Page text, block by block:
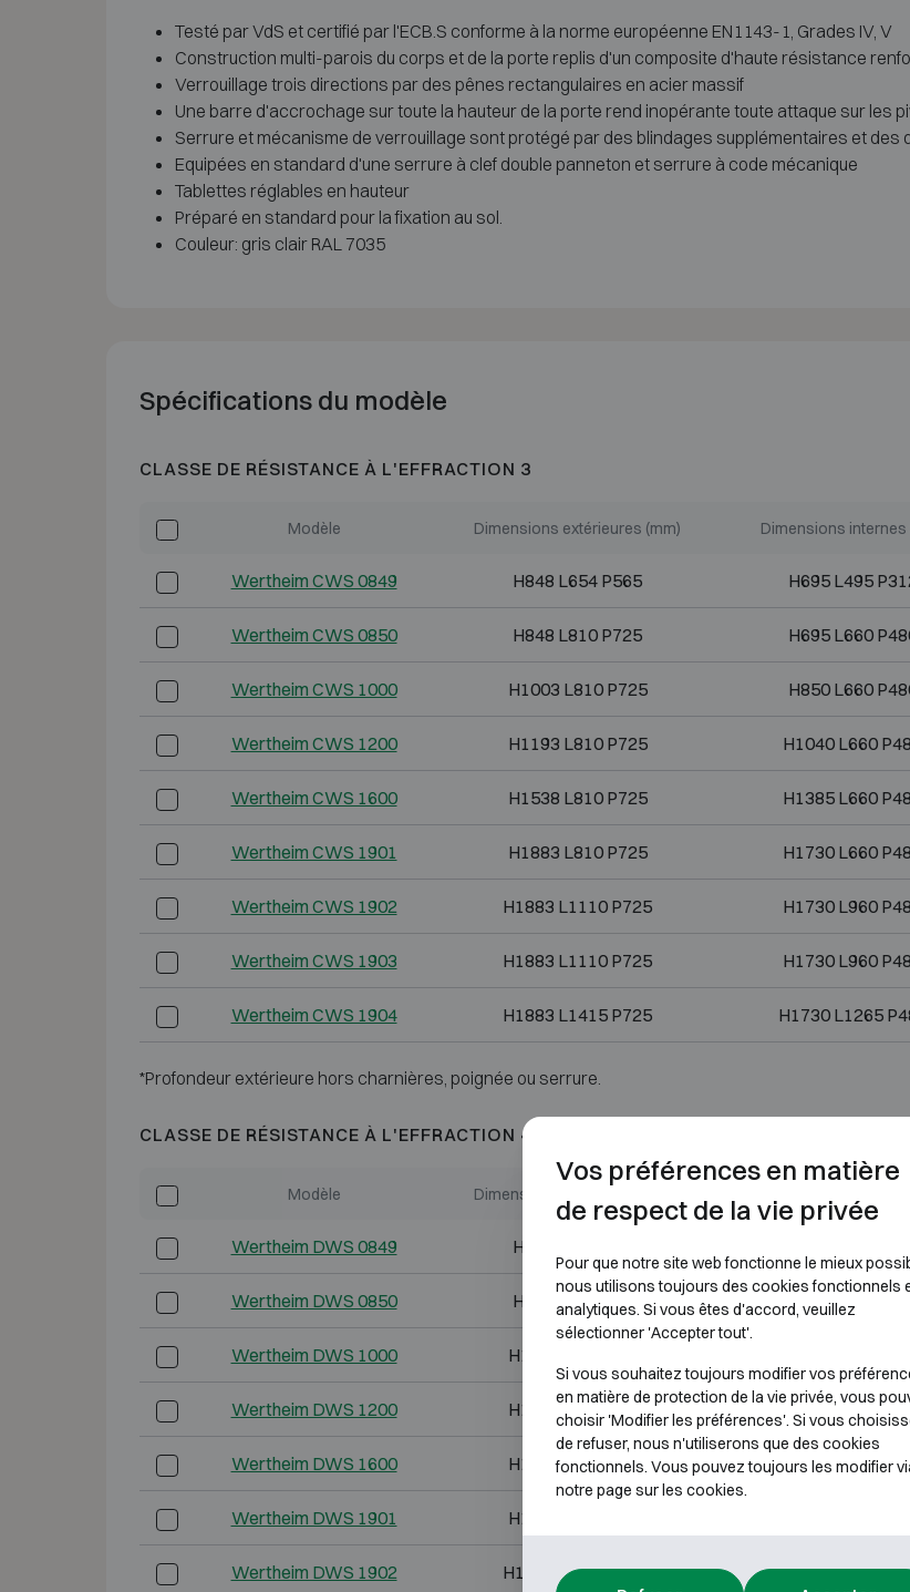
Testé par VdS et certifié par l'ECB.S conforme à la norme européenne EN1143-1, Grades IV, V
Construction multi-parois du corps et de la porte replis d'un composite d'haute résistance
Verrouillage trois directions par des pênes rectangulaires en acier massif
Une barre d'accrochage sur toute la hauteur de la porte rend inopérante toute attaque sur les
Serrure et mécanisme de verrouillage sont protégé par des blindages supplémentaires et
Equipées en standard d'une serrure à clef double panneton et serrure à code mécanique
Tablettes réglables en hauteur
Préparé en standard pour la fixation au sol.
Couleur: gris clair RAL 7035
Spécifications du modèle
CLASSE DE RÉSISTANCE À L'EFFRACTION 3
Modèle Dimensions extérieures (mm) Dimensions internes
Wertheim CWS 0849 H848 L654 P565 H695 L495
Wertheim CWS 0850 H848 L810 P725 H695 L660
Wertheim CWS 1000 H1003 L810 P725 H850 L660
Wertheim CWS 1200 H1193 L810 P725 H1040 L660
Wertheim CWS 1600 H1538 L810 P725 H1385 L660
Wertheim CWS 1901 H1883 L810 P725 H1730 L660
Wertheim CWS 1902 H1883 L1110 P725 H1730 L960
Wertheim CWS 1903 H1883 L1110 P725 H1730 L960
Wertheim CWS 1904 H1883 L1415 P725 H1730 L1265
*Profondeur extérieure hors charnières, poignée ou serrure.
CLASSE DE RÉSISTANCE À L'EFFRACTION 4
Modèle Dimensions extérieures (mm)
Wertheim DWS 0849 H848 L645 P565
Wertheim DWS 0850 H848 L810 P725 H695 L660 P480
Wertheim DWS 1000 H1003 L810 P725
Wertheim DWS 1200 H1193 L810 P725 H1040 L660
Wertheim DWS 1600 H1538 L810 P725 H1385 L660
Wertheim DWS 1901 H1883 L810 P725
Wertheim DWS 1902 H1883 L1110 P725 H1730 L960
Vos préférences en matière
de respect de la vie privée
Pour que notre site web fonctionne le mieux
nous utilisons toujours des cookies fonctionnels
analytiques. Si vous êtes d'accord, veuillez
sélectionner 'Accepter tout'.
Si vous souhaitez toujours modifier vos
en matière de protection de la vie privée, vous
choisir 'Modifier les préférences'. Si vous
de refuser, nous n'utiliserons que des cookies
fonctionnels. Vous pouvez toujours les modifier
notre page sur les cookies.